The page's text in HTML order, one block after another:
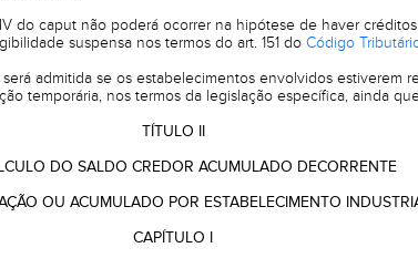
do caput não poderá ocorrer na hipótese de haver
suspensa nos termos do art. 151 do Código
admitida se os estabelecimentos envolvidos estiverem
temporária, nos termos da legislação específica, ainda
TÍTULO II
DO SALDO CREDOR ACUMULADO DECORRENTE
OU ACUMULADO POR ESTABELECIMENTO
CAPÍTULO I